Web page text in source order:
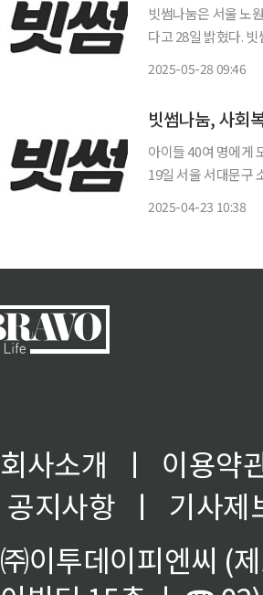
빗썸나눔은 서울 노
다고 28일 밝혔다. 빗썸나눔은 자체 푸드트럭을 활용해 도시락을 직접 조리하며 동광모자원
2025-05-28 09:46
빗썸나눔, 사회
아이들 40여 명에게 도
19일 서울 서대문구
2025-04-23 10:38
회사소개 ㅣ
이용약
공지사항
ㅣ
기사제
㈜이투데이피엔씨 (